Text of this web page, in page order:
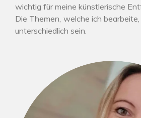
wichtig für meine künstlerische
Die Themen, welche ich
unterschiedlich sein.